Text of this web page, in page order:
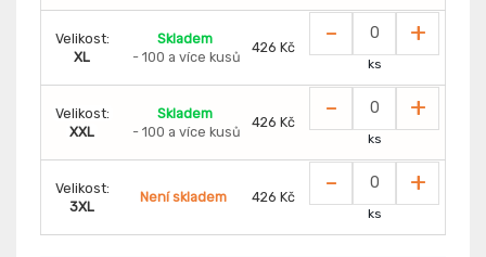
Velikost:
XL
Skladem
- 100 a více kusů
426 Kč - +
ks
Velikost:
XXL
Skladem
- 100 a více kusů
426 Kč - +
ks
Velikost:
3XL
Není skladem 426 Kč - +
ks